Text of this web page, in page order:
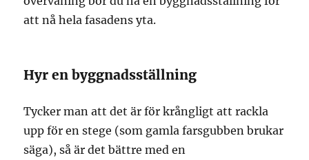
att nå hela fasadens yta.
Hyr en byggnadsställning
Tycker man att det är för krångligt att rackla
upp för en stege (som gamla farsgubben brukar
säga), så är det bättre med en